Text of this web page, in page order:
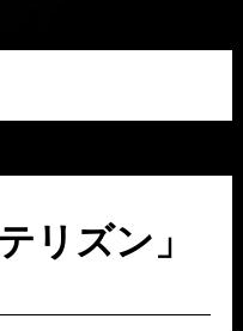
リズン」